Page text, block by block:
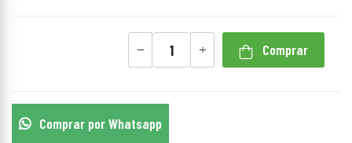
Comprar
Comprar por Whatsapp